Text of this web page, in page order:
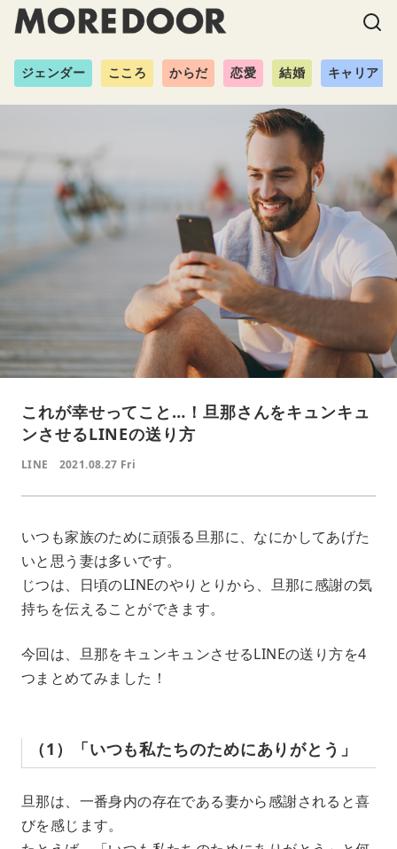
ジェンダー こころ からだ 恋愛 結婚 キャリア
これが幸せってこと…！旦那さんをキュンキュ
ンさせるLINEの送り方
LINE 2021.08.27 Fri
いつも家族のために頑張る旦那に、なにかしてあげた
いと思う妻は多いです。
じつは、日頃のLINEのやりとりから、旦那に感謝の気
持ちを伝えることができます。
今回は、旦那をキュンキュンさせるLINEの送り方を4
つまとめてみました！
（1）「いつも私たちのためにありがとう」
旦那は、一番身内の存在である妻から感謝されると喜
びを感じます。